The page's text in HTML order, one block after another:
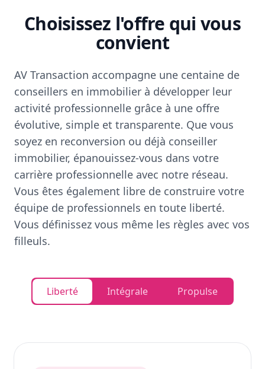
Choisissez l'offre qui vous
convient
AV Transaction accompagne une centaine de
conseillers en immobilier à développer leur
activité professionnelle grâce à une offre
évolutive, simple et transparente. Que vous
soyez en reconversion ou déjà conseiller
immobilier, épanouissez-vous dans votre
carrière professionnelle avec notre réseau.
Vous êtes également libre de construire votre
équipe de professionnels en toute liberté.
Vous définissez vous même les règles avec vos
filleuls.
Liberté Intégrale Propulse